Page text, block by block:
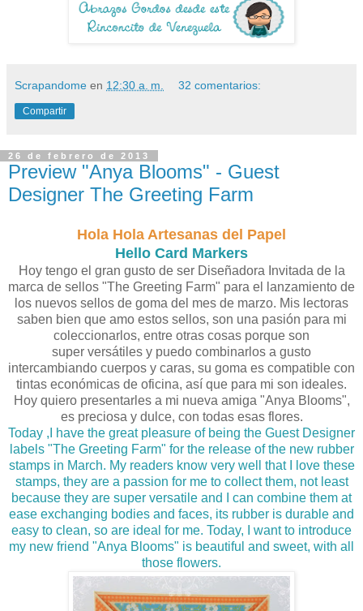
Scrapandome en 12:30 a. m. 32 comentarios:
Compartir
26 de febrero de 2013
Preview "Anya Blooms" - Guest
Designer The Greeting Farm
Hola Hola Artesanas del Papel
Hello Card Markers
Hoy tengo el gran gusto de ser Diseñadora Invitada de la
marca de sellos "The Greeting Farm" para el lanzamiento de
los nuevos sellos de goma del mes de marzo. Mis lectoras
saben bien que amo estos sellos, son una pasión para mi
coleccionarlos, entre otras cosas porque son
super versátiles y puedo combinarlos a gusto
intercambiando cuerpos y caras, su goma es compatible con
tintas económicas de oficina, así que para mi son ideales.
Hoy quiero presentarles a mi nueva amiga "Anya Blooms",
es preciosa y dulce, con todas esas flores.
Today ,I have the great pleasure of being the Guest Designer
labels "The Greeting Farm" for the release of the new rubber
stamps in March. My readers know very well that I love these
stamps, they are a passion for me to collect them, not least
because they are super versatile and I can combine them at
ease exchanging bodies and faces, its rubber is durable and
easy to clean, so are ideal for me. Today, I want to introduce
my new friend "Anya Blooms" is beautiful and sweet, with all
those flowers.